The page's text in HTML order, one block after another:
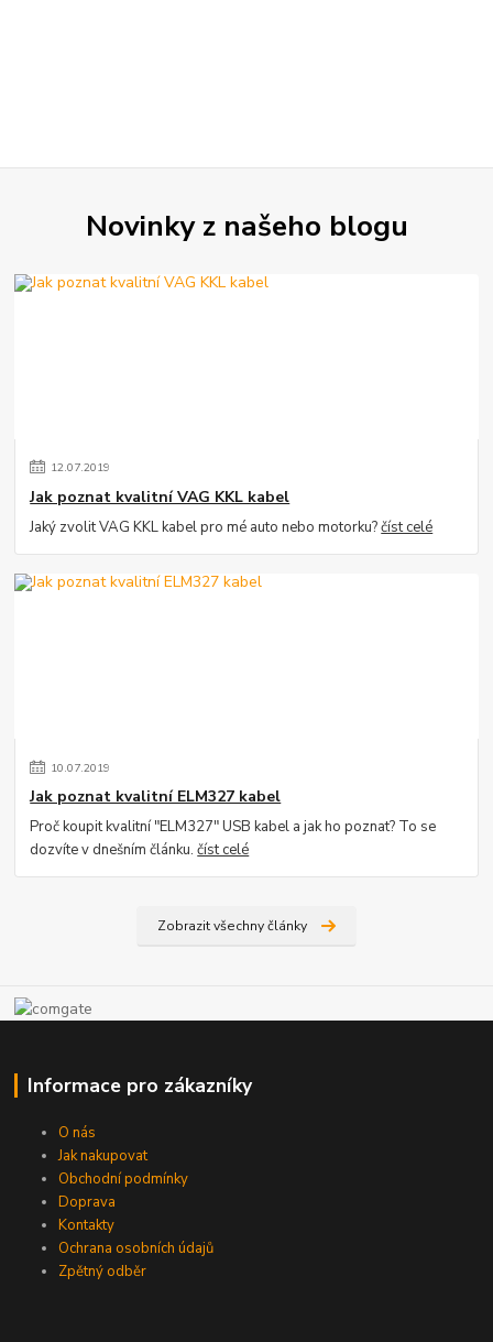
Novinky z našeho blogu
12.07.2019
Jak poznat kvalitní VAG KKL kabel
Jaký zvolit VAG KKL kabel pro mé auto nebo motorku?číst celé
10.07.2019
Jak poznat kvalitní ELM327 kabel
Proč koupit kvalitní "ELM327" USB kabel a jak ho poznat? To se
dozvíte v dnešním článku.číst celé
Zobrazit všechny články
Informace pro zákazníky
O nás
Jak nakupovat
Obchodní podmínky
Doprava
Kontakty
Ochrana osobních údajů
Zpětný odběr